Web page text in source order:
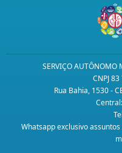
SERVIÇO AUTÔNOMO
CNPJ
Rua Bahia, 1530 -
Whatsapp exclusivo